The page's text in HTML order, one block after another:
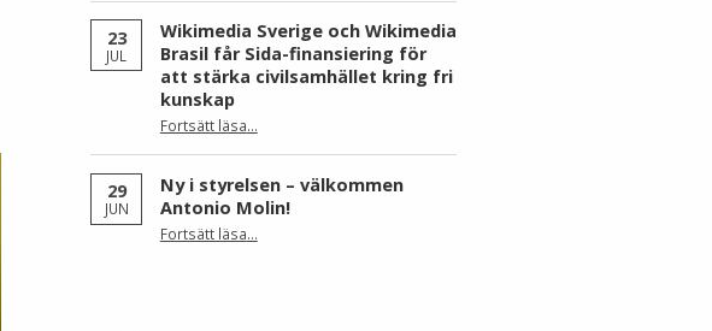
23
JUL
Wikimedia Sverige och Wikimedia
Brasil får Sida-finansiering för
att stärka civilsamhället kring fri
kunskap
Fortsätt läsa“Wikimedia Sverige och Wikimedia Brasil får Sida-finansiering för att stärka civilsamhället kring fri kunskap”
…
29
JUN
Ny i styrelsen – välkommen
Antonio Molin!
Fortsätt läsa“Ny i styrelsen – välkommen Antonio Molin!”
…